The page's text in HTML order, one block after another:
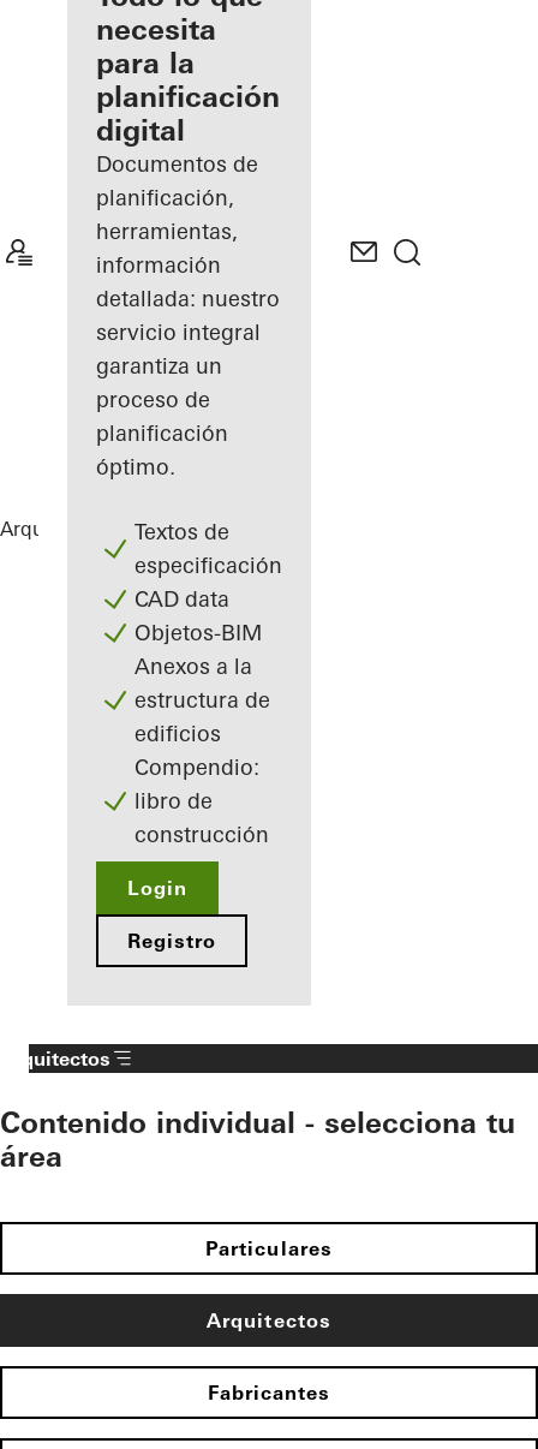
registrado
Descubre
mi área
de
trabajo
necesita
para la
planificación
digital
Documentos de
planificación,
herramientas,
información
detallada: nuestro
servicio integral
garantiza un
proceso de
planificación
óptimo.
Textos de
especificación
CAD data
Objetos-BIM
Anexos a la
estructura de
edificios
Compendio:
libro de
construcción
Login
Registro
Arquitectos ReferenciasPort House
Arquitectos
Contenido individual - selecciona tu
área
Particulares
Arquitectos
Fabricantes